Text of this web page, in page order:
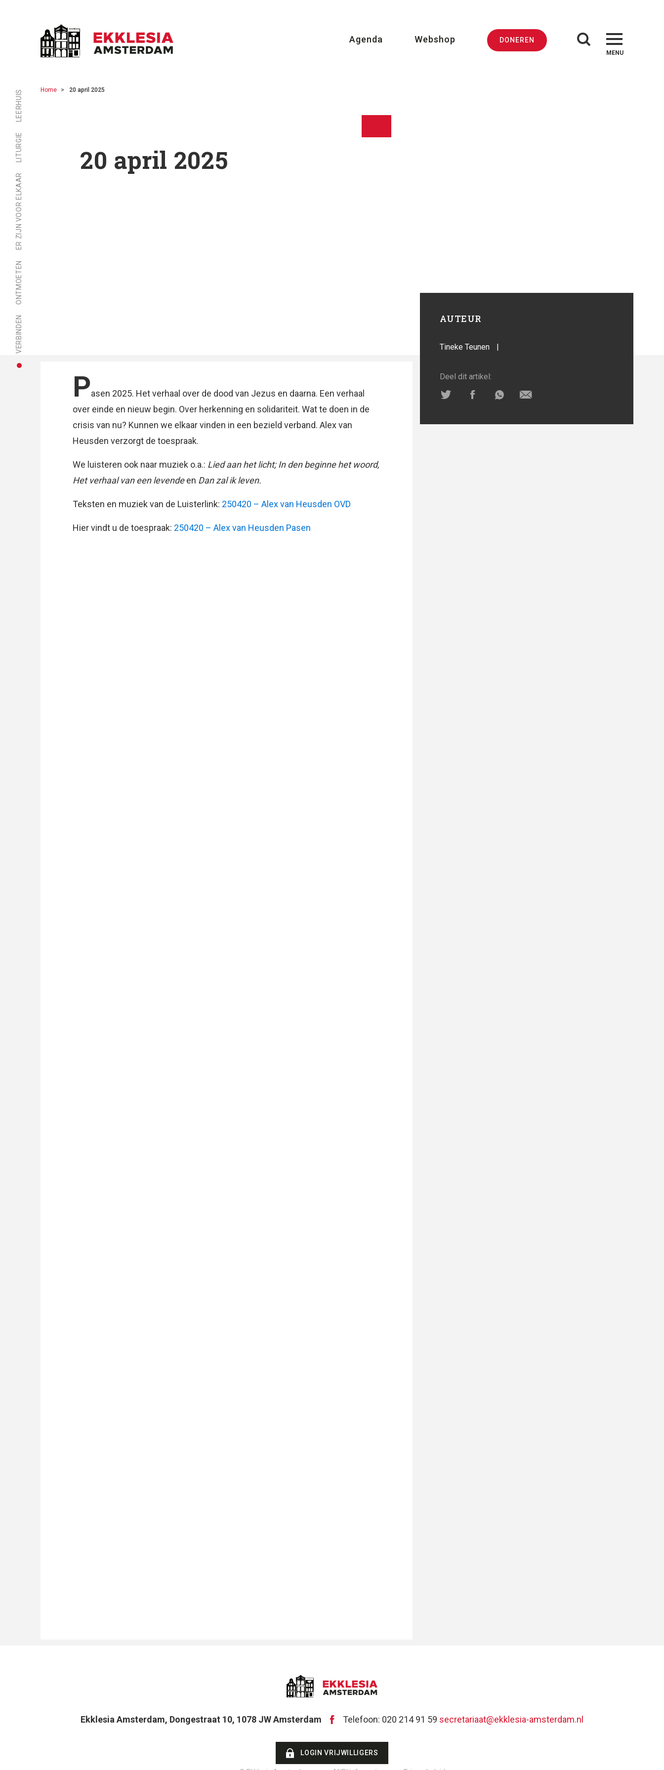
Agenda Webshop DONEREN
MENU
LEERHUIS
LITURGIE
ER ZIJN VOOR ELKAAR
ONTMOETEN
VERBINDEN
Home 20 april 2025
20 april 2025
AUTEUR
Tineke Teunen |
Deel dit artikel:
Pasen 2025. Het verhaal over de dood van Jezus en daarna. Een verhaal
over einde en nieuw begin. Over herkenning en solidariteit. Wat te doen in de
crisis van nu? Kunnen we elkaar vinden in een bezield verband. Alex van
Heusden verzorgt de toespraak.
We luisteren ook naar muziek o.a.: Lied aan het licht; In den beginne het woord,
Het verhaal van een levendeen Dan zal ik leven.
Teksten en muziek van de Luisterlink: 250420 – Alex van Heusden OVD
Hier vindt u de toespraak: 250420 – Alex van Heusden Pasen
Ekklesia Amsterdam, Dongestraat 10, 1078 JW Amsterdam Telefoon: 020 214 91 59 secretariaat@ekklesia-amsterdam.nl
LOGIN VRIJWILLIGERS